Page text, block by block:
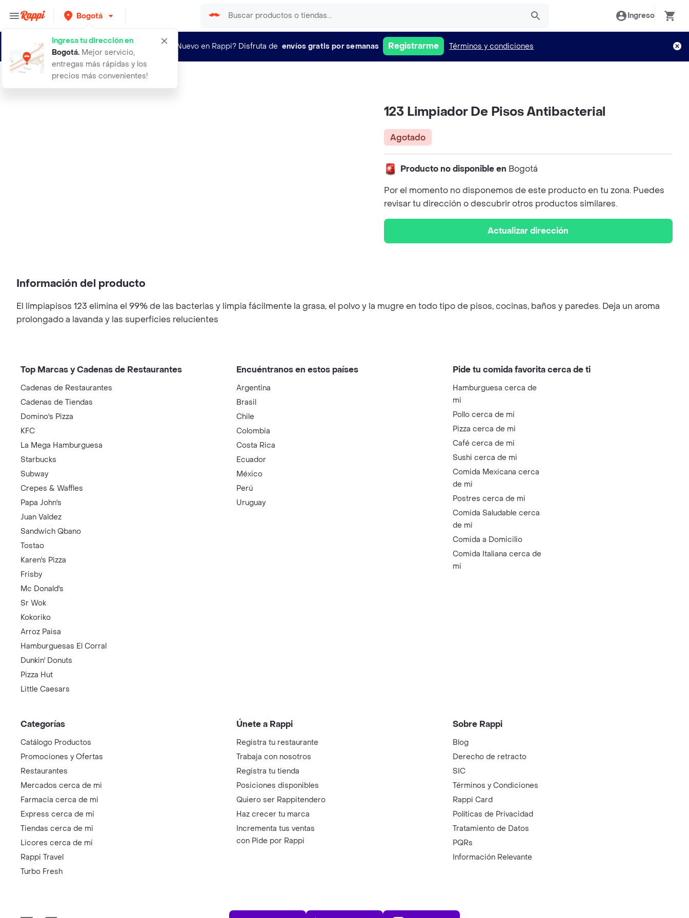
Bogotá
Ingresa tu dirección en
Bogotá. Mejor servicio,
entregas más rápidas y los
precios más convenientes!
Ingreso
¿Nuevo en Rappi? Disfruta de envíos gratis por semanas Registrarme Términos y condiciones
123 limpiador de pisos antibacteria
123 Limpiador De Pisos Antibacterial
Agotado
Producto no disponible en Bogotá
Por el momento no disponemos de este producto en tu zona. Puedes
revisar tu dirección o descubrir otros productos similares.
Actualizar dirección
Información del producto
El limpiapisos 123 elimina el 99% de las bacterias y limpia fácilmente la grasa, el polvo y la mugre en todo tipo de pisos, cocinas, baños y paredes. Deja un aroma
prolongado a lavanda y las superficies relucientes
Top Marcas y Cadenas de Restaurantes
Cadenas de Restaurantes
Cadenas de Tiendas
Domino's Pizza
KFC
La Mega Hamburguesa
Starbucks
Subway
Crepes & Waffles
Papa John's
Juan Valdez
Sandwich Qbano
Tostao
Karen's Pizza
Frisby
Mc Donald's
Sr Wok
Kokoriko
Arroz Paisa
Hamburguesas El Corral
Dunkin' Donuts
Pizza Hut
Little Caesars
Encuéntranos en estos países
Argentina
Brasil
Chile
Colombia
Costa Rica
Ecuador
México
Perú
Uruguay
Pide tu comida favorita cerca de ti
Hamburguesa cerca de
mi
Pollo cerca de mi
Pizza cerca de mi
Café cerca de mi
Sushi cerca de mi
Comida Mexicana cerca
de mi
Postres cerca de mi
Comida Saludable cerca
de mi
Comida a Domicilio
Comida Italiana cerca de
mi
Categorías
Catálogo Productos
Promociones y Ofertas
Restaurantes
Mercados cerca de mi
Farmacia cerca de mi
Express cerca de mi
Tiendas cerca de mi
Licores cerca de mi
Rappi Travel
Turbo Fresh
Únete a Rappi
Registra tu restaurante
Trabaja con nosotros
Registra tu tienda
Posiciones disponibles
Quiero ser Rappitendero
Haz crecer tu marca
Incrementa tus ventas
con Pide por Rappi
Sobre Rappi
Blog
Derecho de retracto
SIC
Términos y Condiciones
Rappi Card
Políticas de Privacidad
Tratamiento de Datos
PQRs
Información Relevante
App Store Play Store AppGallery